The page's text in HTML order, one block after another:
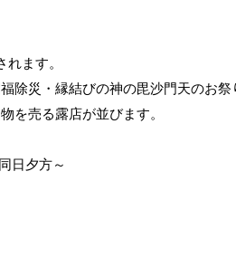
ます。
除災・縁結びの神の毘沙門天のお祭
を売る露店が並びます。
日夕方～